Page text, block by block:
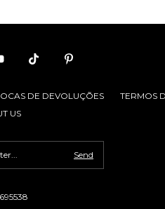
DE DEVOLUÇÕES TERMOS
US